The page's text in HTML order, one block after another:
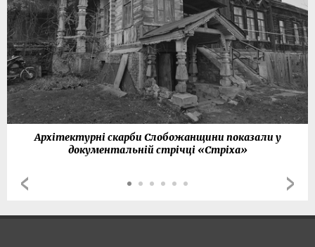
Архітектурні скарби Слобожанщини показали у
документальній стрічці «Стріха»